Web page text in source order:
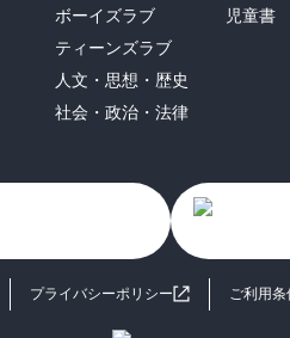
ボーイズラブ
ティーンズラブ
人文・思想・歴史
社会・政治・法律
児童書
プライバシーポリシー ご利用条